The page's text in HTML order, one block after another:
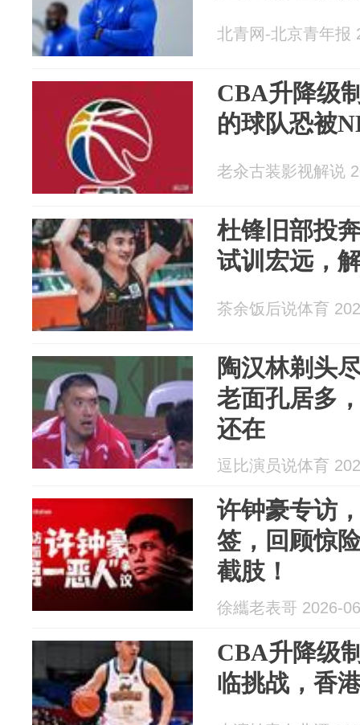
北青网-北京青年报
CBA升降级
的球队恐被
老汆古装影视解说
杜锋旧部投
试训宏远，
茶余饭后说体育
陶汉林剃头
老面孔居多
还在
逗比演员说体育
许钟豪专访
签，回顾惊
截肢！
徐纗老表哥 2026-
CBA升降级
临挑战，香